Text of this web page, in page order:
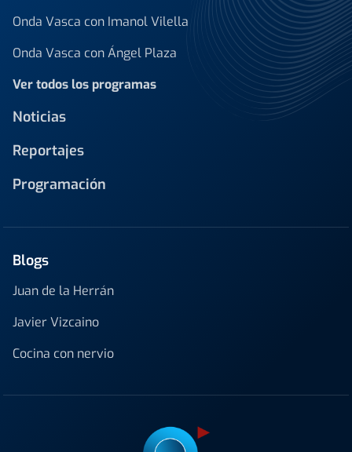
Onda Vasca con Imanol Vilella
Onda Vasca con Ángel Plaza
Ver todos los programas
Noticias
Reportajes
Programación
Blogs
Juan de la Herrán
Javier Vizcaino
Cocina con nervio